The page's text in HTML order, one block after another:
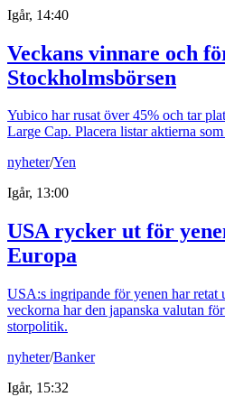
Igår, 14:40
Veckans vinnare och
Stockholmsbörsen
Yubico har rusat över 45% och tar
Large Cap. Placera listar aktierna
nyheter/Yen
Igår, 13:00
USA rycker ut för
Europa
USA:s ingripande för yenen har retat
veckorna har den japanska valutan
storpolitik.
nyheter/Banker
Igår, 15:32